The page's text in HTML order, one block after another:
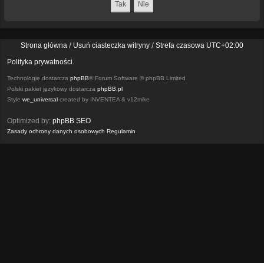
Strona główna Usuń ciasteczka witryny Strefa czasowa UTC+02:00
Polityka prywatności.
Technologię dostarcza phpBB® Forum Software © phpBB Limited
Polski pakiet językowy dostarcza phpBB.pl
Style we_universal created by INVENTEA & v12mike
Optimized by: phpBB SEO
Zasady ochrony danych osobowych Regulamin